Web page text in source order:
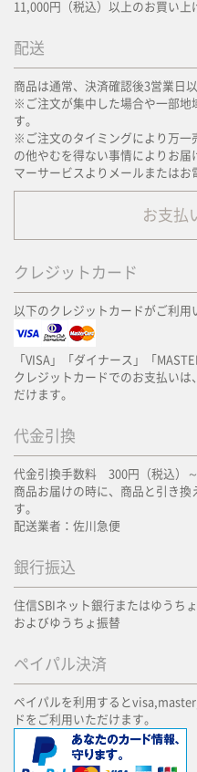
11,000円（税込）以上のお買い上
配送
商品は通常、決済確認後3営業日
※ご注文が集中した場合や一部地
す。
※ご注文のタイミングにより万一
の他やむを得ない事情によりお
マーサービスよりメールまたはお
お支払
クレジットカード
以下のクレジットカードがご利用
「VISA」「ダイナース」「
クレジットカードでのお支払い
だけます。
代金引換
代金引換手数料 300円（税込）～
商品お届けの時に、商品と引き換
す。
配送業者：佐川急便
銀行振込
住信SBIネット銀行またはゆうち
およびゆうちょ振替
ペイパル決済
ペイパルを利用すると
ドをご利用いただけます。